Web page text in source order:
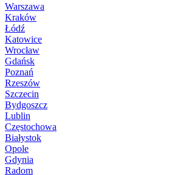
Warszawa
Kraków
Łódź
Katowice
Wrocław
Gdańsk
Poznań
Rzeszów
Szczecin
Bydgoszcz
Lublin
Częstochowa
Białystok
Opole
Gdynia
Radom